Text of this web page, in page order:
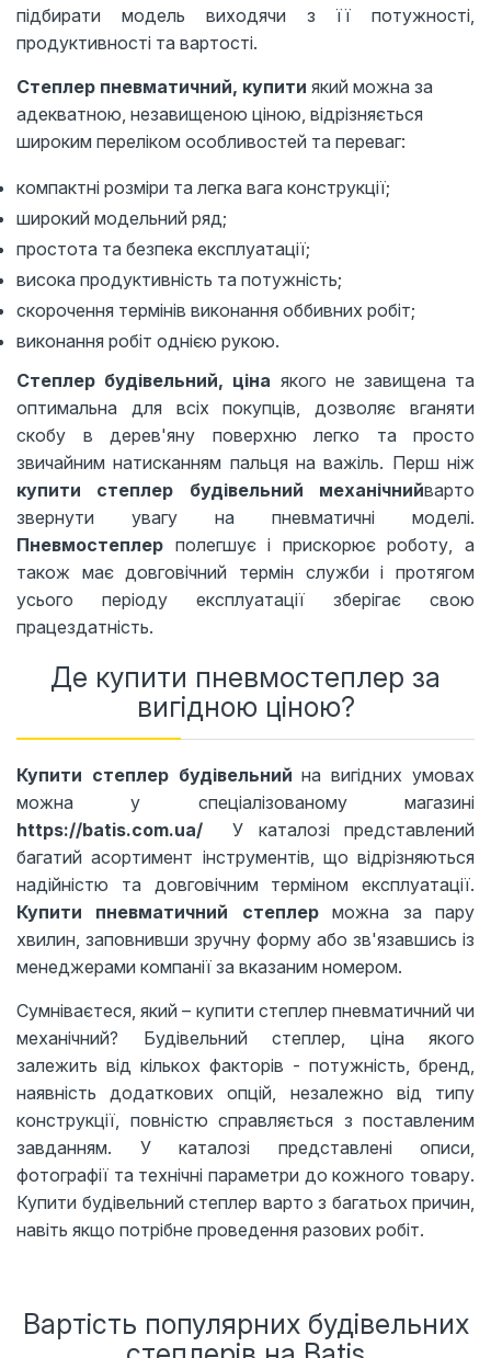
підбирати модель виходячи з її потужності,
продуктивності та вартості.
Степлер пневматичний, купити який можна за
адекватною, незавищеною ціною, відрізняється
широким переліком особливостей та переваг:
компактні розміри та легка вага конструкції;
широкий модельний ряд;
простота та безпека експлуатації;
висока продуктивність та потужність;
скорочення термінів виконання оббивних робіт;
виконання робіт однією рукою.
Степлер будівельний, ціна якого не завищена та
оптимальна для всіх покупців, дозволяє вганяти
скобу в дерев'яну поверхню легко та просто
звичайним натисканням пальця на важіль. Перш ніж
купити степлер будівельний механічнийварто
звернути увагу на пневматичні моделі.
Пневмостеплер полегшує і прискорює роботу, а
також має довговічний термін служби і протягом
усього періоду експлуатації зберігає свою
працездатність.
Де купити пневмостеплер за
вигідною ціною?
Купити степлер будівельний на вигідних умовах
можна у спеціалізованому магазині
https://batis.com.ua/ У каталозі представлений
багатий асортимент інструментів, що відрізняються
надійністю та довговічним терміном експлуатації.
Купити пневматичний степлерможна за пару
хвилин, заповнивши зручну форму або зв'язавшись із
менеджерами компанії за вказаним номером.
Сумніваєтеся, який – купити степлер пневматичний чи
механічний? Будівельний степлер, ціна якого
залежить від кількох факторів - потужність, бренд,
наявність додаткових опцій, незалежно від типу
конструкції, повністю справляється з поставленим
завданням. У каталозі представлені описи,
фотографії та технічні параметри до кожного товару.
Купити будівельний степлер варто з багатьох причин,
навіть якщо потрібне проведення разових робіт.
Вартість популярних будівельних